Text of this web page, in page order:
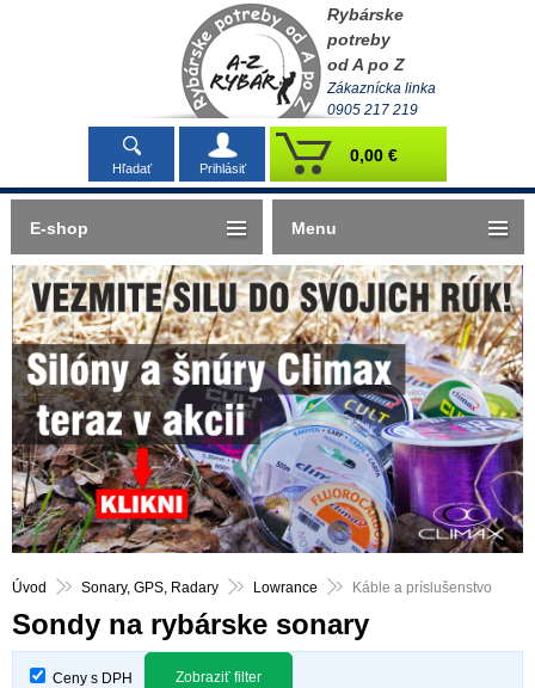
Rybárske
potreby
od A po Z
Zákaznícka linka
0905 217 219
Hľadať Prihlásiť
0,00 €
Úvod Sonary, GPS, Radary Lowrance Káble a príslušenstvo
Sondy na rybárske sonary
Ceny s DPH Zobraziť filter
E-shop Menu